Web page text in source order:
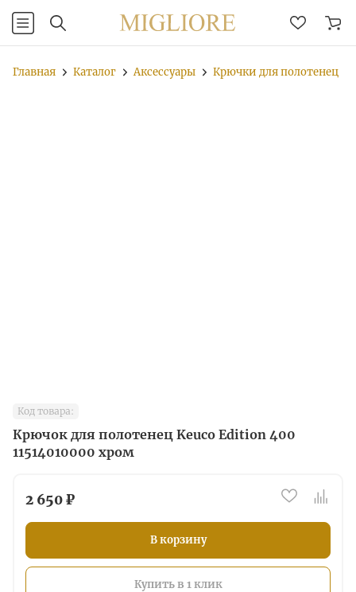
Главная Каталог Аксессуары Крючки для полотенец
Код товара:
Крючок для полотенец Keuco Edition 400
11514010000 хром
2 650 ₽
В корзину
Купить в 1 клик